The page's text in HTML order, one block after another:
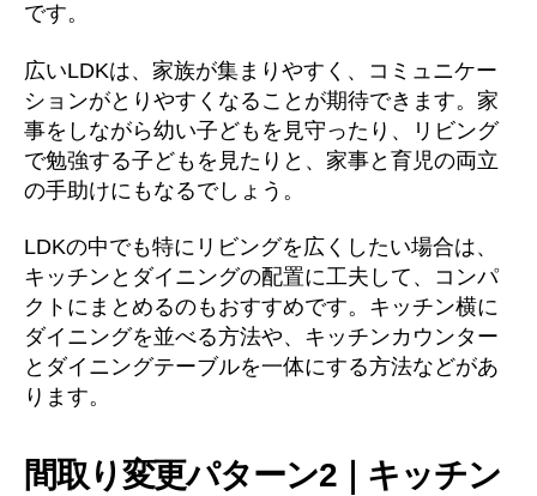
です。
広いLDKは、家族が集まりやすく、コミュニケー
ションがとりやすくなることが期待できます。家
事をしながら幼い子どもを見守ったり、リビング
で勉強する子どもを見たりと、家事と育児の両立
の手助けにもなるでしょう。
LDKの中でも特にリビングを広くしたい場合は、
キッチンとダイニングの配置に工夫して、コンパ
クトにまとめるのもおすすめです。キッチン横に
ダイニングを並べる方法や、キッチンカウンター
とダイニングテーブルを一体にする方法などがあ
ります。
間取り変更パターン2｜キッチン